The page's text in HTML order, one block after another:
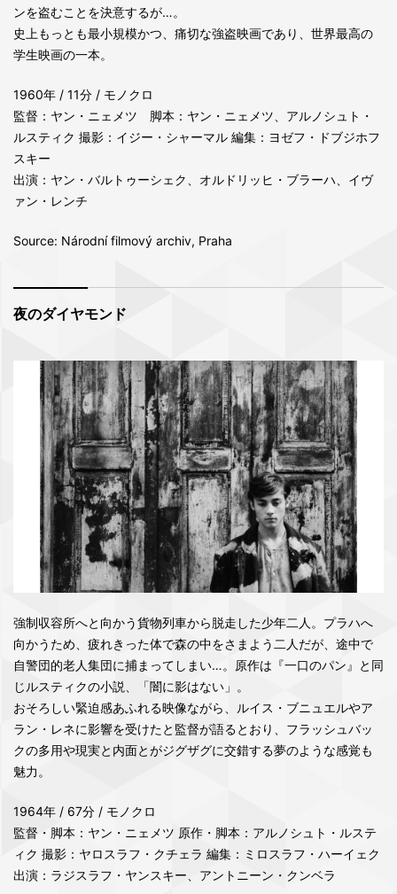
ンを盗むことを決意するが…。
史上もっとも最小規模かつ、痛切な強盗映画であり、世界最高の
学生映画の一本。
1960年 / 11分 / モノクロ
監督：ヤン・ニェメツ 脚本：ヤン・ニェメツ、アルノシュト・
ルスティク 撮影：イジー・シャーマル 編集：ヨゼフ・ドブジホフ
スキー
出演：ヤン・バルトゥーシェク、オルドリッヒ・ブラーハ、イヴ
ァン・レンチ
Source: Národní filmový archiv, Praha
夜のダイヤモンド
強制収容所へと向かう貨物列車から脱走した少年二人。プラハへ
向かうため、疲れきった体で森の中をさまよう二人だが、途中で
自警団的老人集団に捕まってしまい…。原作は『一口のパン』と同
じルスティクの小説、「闇に影はない」。
おそろしい緊迫感あふれる映像ながら、ルイス・ブニュエルやア
ラン・レネに影響を受けたと監督が語るとおり、フラッシュバッ
クの多用や現実と内面とがジグザグに交錯する夢のような感覚も
魅力。
1964年 / 67分 / モノクロ
監督・脚本：ヤン・ニェメツ 原作・脚本：アルノシュト・ルステ
ィク 撮影：ヤロスラフ・クチェラ 編集：ミロスラフ・ハーイェク
出演：ラジスラフ・ヤンスキー、アントニーン・クンベラ